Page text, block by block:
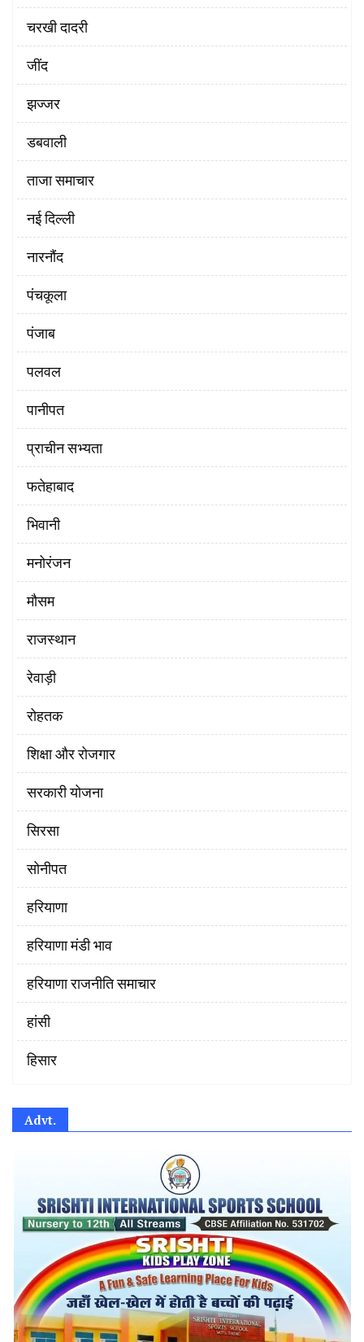
चरखी दादरी
‌जींद
झज्जर
डबवाली
ताजा समाचार
नई दिल्ली
नारनौंद
पंचकूला
पंजाब
पलवल
पानीपत
प्राचीन सभ्यता
फतेहाबाद
भिवानी
मनोरंजन
मौसम
राजस्थान
रेवाड़ी
रोहतक
शिक्षा और रोजगार
सरकारी योजना
सिरसा
सोनीपत
हरियाणा
हरियाणा मंडी भाव
हरियाणा राजनीति समाचार
हांसी
हिसार
Advt.